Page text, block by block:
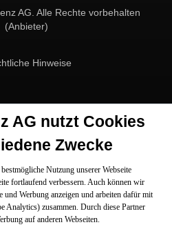
AG. Alle Rechte vorbehalten
(Anbieter)
Hinweise
AG nutzt Cookies
Zwecke
Nutzung unserer Webseite
fortlaufend verbessern. Auch können wir
und Werbung anzeigen und arbeiten dafür mit
Analytics) zusammen. Durch diese Partner
auf anderen Webseiten.